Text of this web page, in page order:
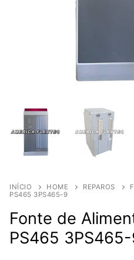
INÍCIO HOME REPAROS
PS465 3PS465-9
Fonte de
PS465